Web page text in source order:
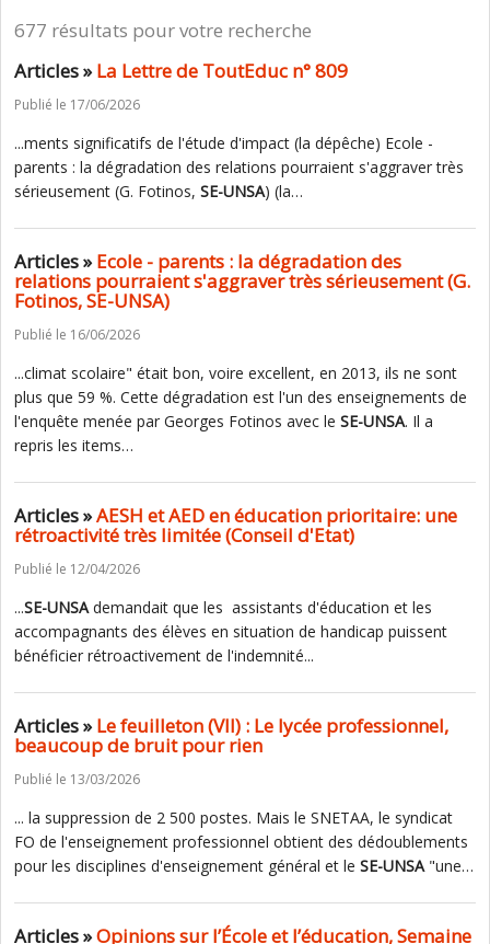
677 résultats pour votre recherche
Articles »La Lettre de ToutEduc n° 809
Publié le 17/06/2026
...ments significatifs de l'étude d'impact (la dépêche) Ecole -
parents : la dégradation des relations pourraient s'aggraver très
sérieusement (G. Fotinos, SE-UNSA) (la…
Articles »Ecole - parents : la dégradation des
relations pourraient s'aggraver très sérieusement (G.
Fotinos, SE-UNSA)
Publié le 16/06/2026
...climat scolaire" était bon, voire excellent, en 2013, ils ne sont
plus que 59 %. Cette dégradation est l'un des enseignements de
l'enquête menée par Georges Fotinos avec le SE-UNSA. Il a
repris les items…
Articles »AESH et AED en éducation prioritaire: une
rétroactivité très limitée (Conseil d'Etat)
Publié le 12/04/2026
...SE-UNSAdemandait que les assistants d'éducation et les
accompagnants des élèves en situation de handicap puissent
bénéficier rétroactivement de l'indemnité...
Articles »Le feuilleton (VII) : Le lycée professionnel,
beaucoup de bruit pour rien
Publié le 13/03/2026
... la suppression de 2 500 postes. Mais le SNETAA, le syndicat
FO de l'enseignement professionnel obtient des dédoublements
pour les disciplines d'enseignement général et le SE-UNSA"une…
Articles »Opinions sur l’École et l’éducation, Semaine